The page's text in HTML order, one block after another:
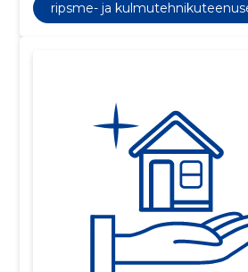
ripsme- ja